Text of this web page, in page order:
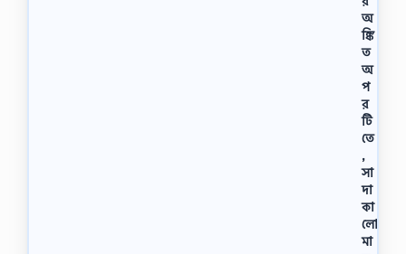
অ
ঙ্কি
ত
অ
প
র
টি
তে
,
সা
দা
কা
লো
মা